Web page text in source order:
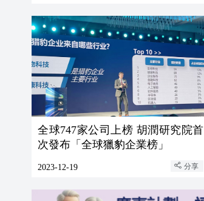
全球747家公司上榜 胡潤研究院首
次發布「全球獵豹企業榜」
2023-12-19 分享